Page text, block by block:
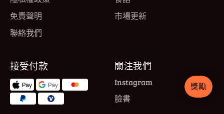
免責聲明
聯絡我們
市場更新
接受付款 關注我們
Instagram
臉書